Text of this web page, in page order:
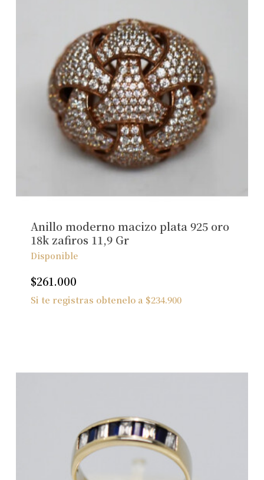
Anillo moderno macizo plata 925 oro
18k zafiros 11,9 Gr
Disponible
$261.000
Si te registras obtenelo a $234.900